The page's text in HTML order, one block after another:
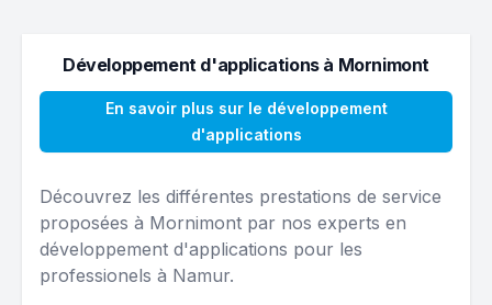
Développement d'applications à Mornimont
En savoir plus sur le développement
d'applications
Découvrez les différentes prestations de service
proposées à Mornimont par nos experts en
développement d'applications pour les
professionels à Namur.